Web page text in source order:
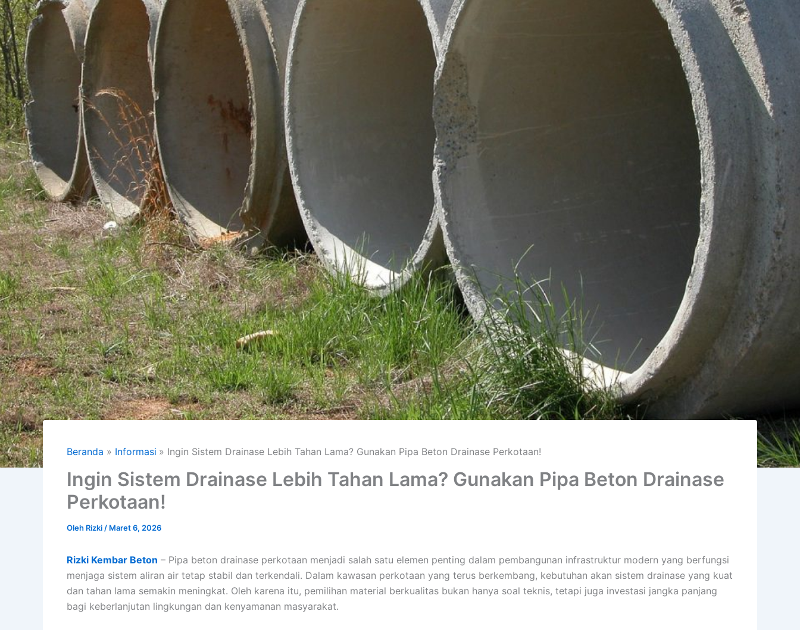
Beranda Informasi Ingin Sistem Drainase Lebih Tahan Lama? Gunakan Pipa Beton Drainase Perkotaan!
Ingin Sistem Drainase Lebih Tahan Lama? Gunakan Pipa Beton Drainase
Perkotaan!
Oleh Rizki / Maret 6, 2026
Rizki Kembar Beton – Pipa beton drainase perkotaan menjadi salah satu elemen penting dalam pembangunan infrastruktur modern yang berfungsi
menjaga sistem aliran air tetap stabil dan terkendali. Dalam kawasan perkotaan yang terus berkembang, kebutuhan akan sistem drainase yang kuat
dan tahan lama semakin meningkat. Oleh karena itu, pemilihan material berkualitas bukan hanya soal teknis, tetapi juga investasi jangka panjang
bagi keberlanjutan lingkungan dan kenyamanan masyarakat.